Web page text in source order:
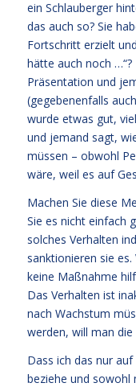
ein Schlauberger
das auch so? Sie
Fortschritt erzielt
hätte auch noch
Präsentation und
(gegebenenfalls
wurde etwas gut,
und jemand sagt,
müssen – obwohl
wäre, weil es auf
Machen Sie diese
Sie es nicht einfach
solches Verhalten
sanktionieren sie
keine Maßnahme
Das Verhalten ist
nach Wachstum
werden, will man
Dass ich das nur
beziehe und sowohl